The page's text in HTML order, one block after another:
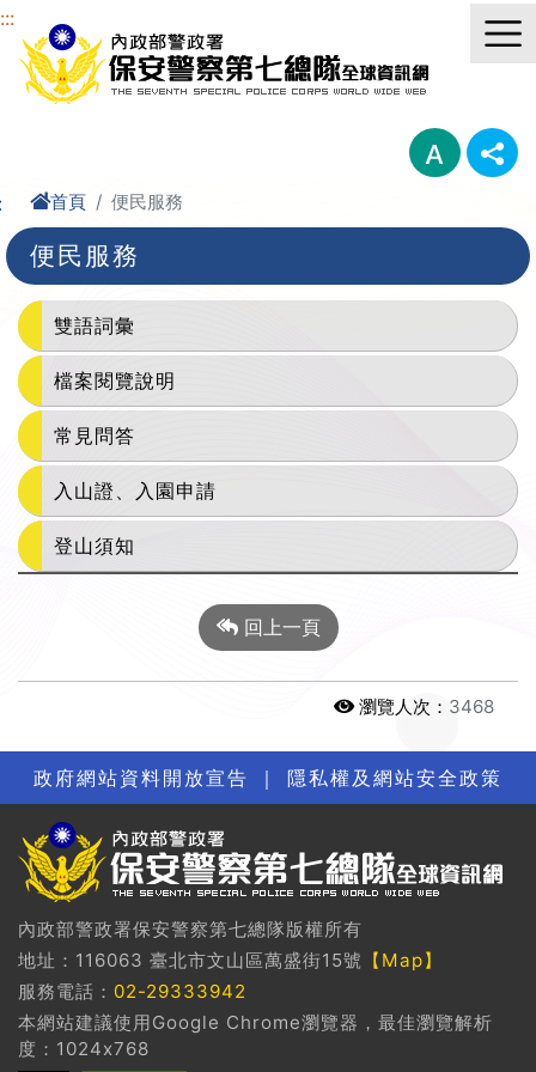
進入內容區塊
:::
首頁 便民服務
便民服務
雙語詞彙
檔案閱覽說明
常見問答
入山證、入園申請
登山須知
回上一頁
瀏覽人次： 3468
政府網站資料開放宣告 ｜ 隱私權及網站安全政策
內政部警政署保安警察第七總隊版權所有
地址：116063 臺北市文山區萬盛街15號 【Map】
服務電話： 02-29333942
本網站建議使用Google Chrome瀏覽器，最佳瀏覽解析
度：1024x768